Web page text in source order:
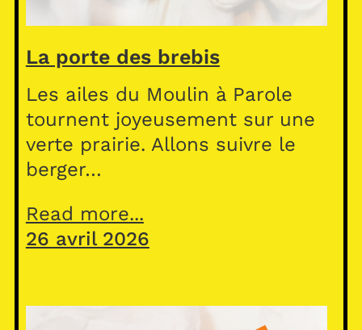
La porte des brebis
Les ailes du Moulin à Parole
tournent joyeusement sur une
verte prairie. Allons suivre le
berger…
Read more...
26 avril 2026